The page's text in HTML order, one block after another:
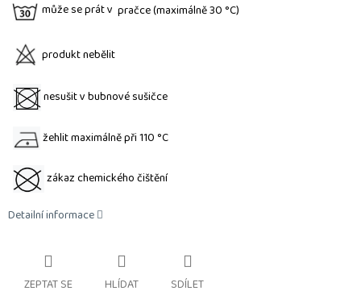
může se prát v pračce (maximálně 30 °C)
produkt nebělit
nesušit v bubnové sušičce
žehlit maximálně při 110 °C
zákaz chemického čištění
Detailní informace
ZEPTAT SE HLÍDAT SDÍLET